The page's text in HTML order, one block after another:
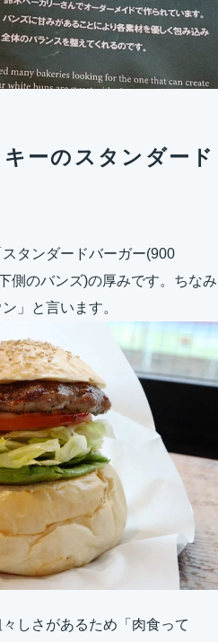
ーのスタンダード
タンダードバーガー(900
側のバンズ)の厚みです。ちなみ
」と言います。
しさがあるため「肉食って